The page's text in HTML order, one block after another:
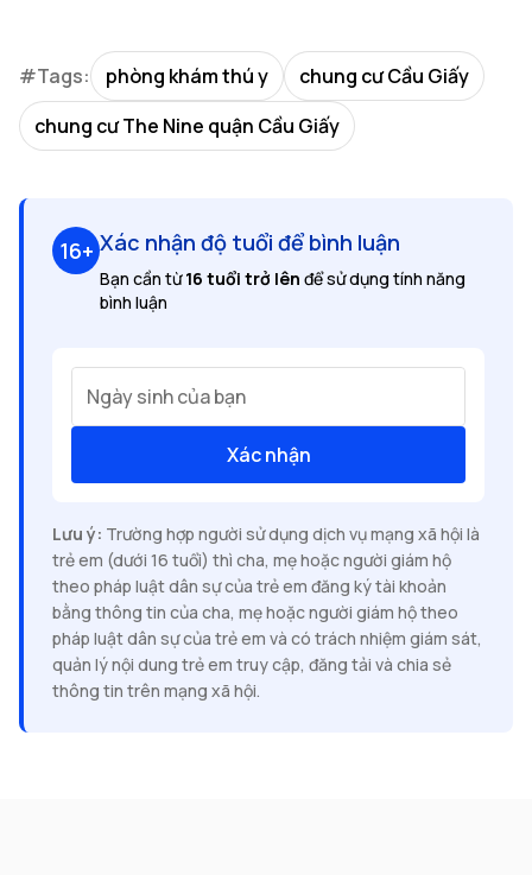
#Tags: phòng khám thú y
chung cư Cầu Giấy
chung cư The Nine quận Cầu Giấy
16+ Xác nhận độ tuổi để bình luận
Bạn cần từ16 tuổi trở lên để sử dụng tính năng
bình luận
Ngày sinh của bạn
Xác nhận
Lưu ý: Trường hợp người sử dụng dịch vụ mạng xã hội là
trẻ em (dưới 16 tuổi) thì cha, mẹ hoặc người giám hộ
theo pháp luật dân sự của trẻ em đăng ký tài khoản
bằng thông tin của cha, mẹ hoặc người giám hộ theo
pháp luật dân sự của trẻ em và có trách nhiệm giám sát,
quản lý nội dung trẻ em truy cập, đăng tải và chia sẻ
thông tin trên mạng xã hội.